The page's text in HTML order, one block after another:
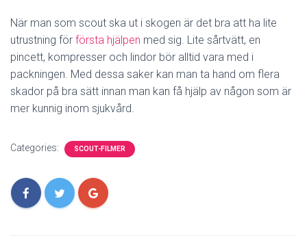
När man som scout ska ut i skogen är det bra att ha lite
utrustning för första hjälpen med sig. Lite sårtvätt, en
pincett, kompresser och lindor bör alltid vara med i
packningen. Med dessa saker kan man ta hand om flera
skador på bra sätt innan man kan få hjälp av någon som är
mer kunnig inom sjukvård.
Categories: SCOUT-FILMER